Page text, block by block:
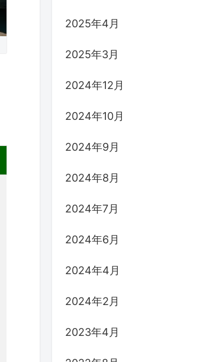
2025年4月
2025年3月
2024年12月
2024年10月
2024年9月
2024年8月
2024年7月
2024年6月
2024年4月
2024年2月
2023年4月